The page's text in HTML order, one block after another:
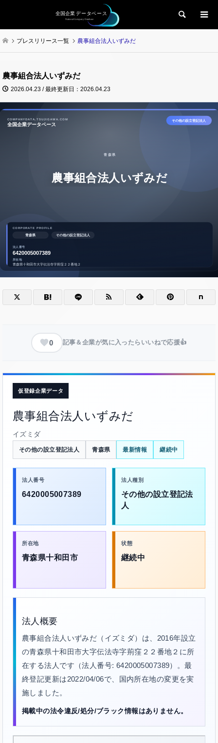
検索
プレスリリース一覧 農事組合法人いずみだ
農事組合法人いずみだ
2026.04.23 / 最終更新日：2026.04.23
0 記事＆企業が気に入ったらいいねで応援👍
仮登録企業データ
農事組合法人いずみだ
イズミダ
その他の設立登記法人 青森県 最新情報 継続中
法人番号
6420005007389
法人種別
その他の設立登記法
人
所在地
青森県十和田市
状態
継続中
法人概要
農事組合法人いずみだ（イズミダ）は、2016年設立
の青森県十和田市大字伝法寺字荊窪２２番地２に所
在する法人です（法人番号: 6420005007389）。最
終登記更新は2022/04/06で、国内所在地の変更を実
施しました。
掲載中の法令違反/処分/ブラック情報はありません。